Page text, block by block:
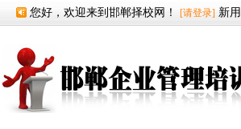
您好，欢迎来到邯郸择校网！ [请登录] 新